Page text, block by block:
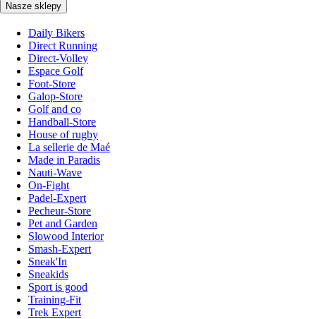
Nasze sklepy
Daily Bikers
Direct Running
Direct-Volley
Espace Golf
Foot-Store
Galop-Store
Golf and co
Handball-Store
House of rugby
La sellerie de Maé
Made in Paradis
Nauti-Wave
On-Fight
Padel-Expert
Pecheur-Store
Pet and Garden
Slowood Interior
Smash-Expert
Sneak'In
Sneakids
Sport is good
Training-Fit
Trek Expert